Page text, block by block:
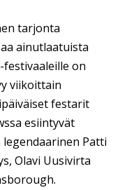
tarjonta
ainutlaatuista
on
viikoittain
festarit
esiintyvät
Patti
Olavi Uusivirta